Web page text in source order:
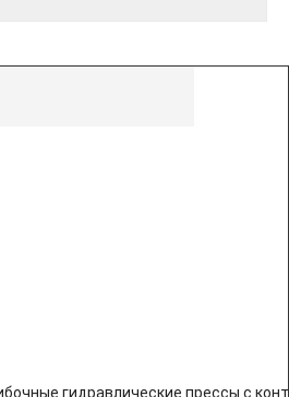
гидравлические прессы с